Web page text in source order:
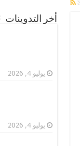
أخر التدوينات
يوليو 4, 2026
يوليو 4, 2026